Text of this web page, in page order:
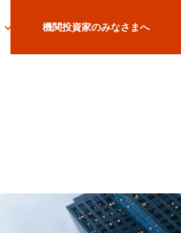
機関投資家のみなさまへ